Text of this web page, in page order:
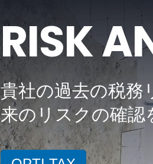
RISK
貴社の過去の税務
来のリスクの確認